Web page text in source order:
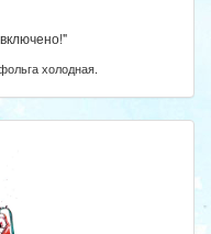
холодная.